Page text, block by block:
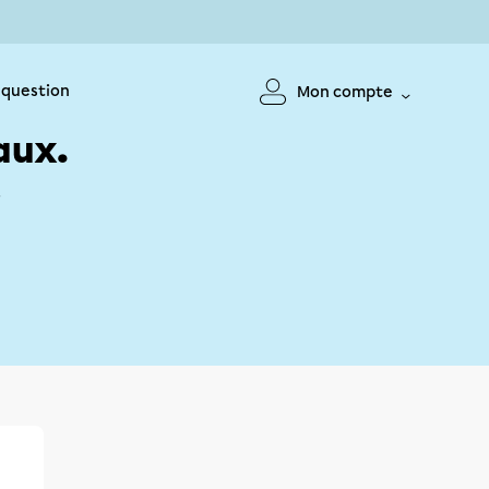
Mon compte